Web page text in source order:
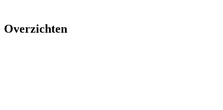
Overzichten